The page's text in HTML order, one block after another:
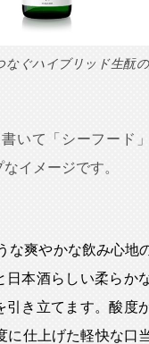
ぐハイブリッド生酛
書いて「シーフード
イメージです。
な爽やかな飲み心地
日本酒らしい柔らか
引き立てます。酸度
に仕上げた軽快な口